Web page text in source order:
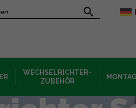
sur le site
WECHSELRICHTER-
ZUBEHÖR